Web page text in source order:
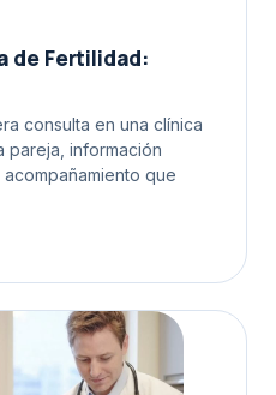
de Fertilidad:
consulta en una clínica
pareja, información
que